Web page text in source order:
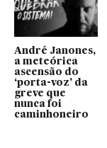
André Janones,
a meteórica
ascensão do
‘porta-voz’ da
greve que
nunca foi
caminhoneiro